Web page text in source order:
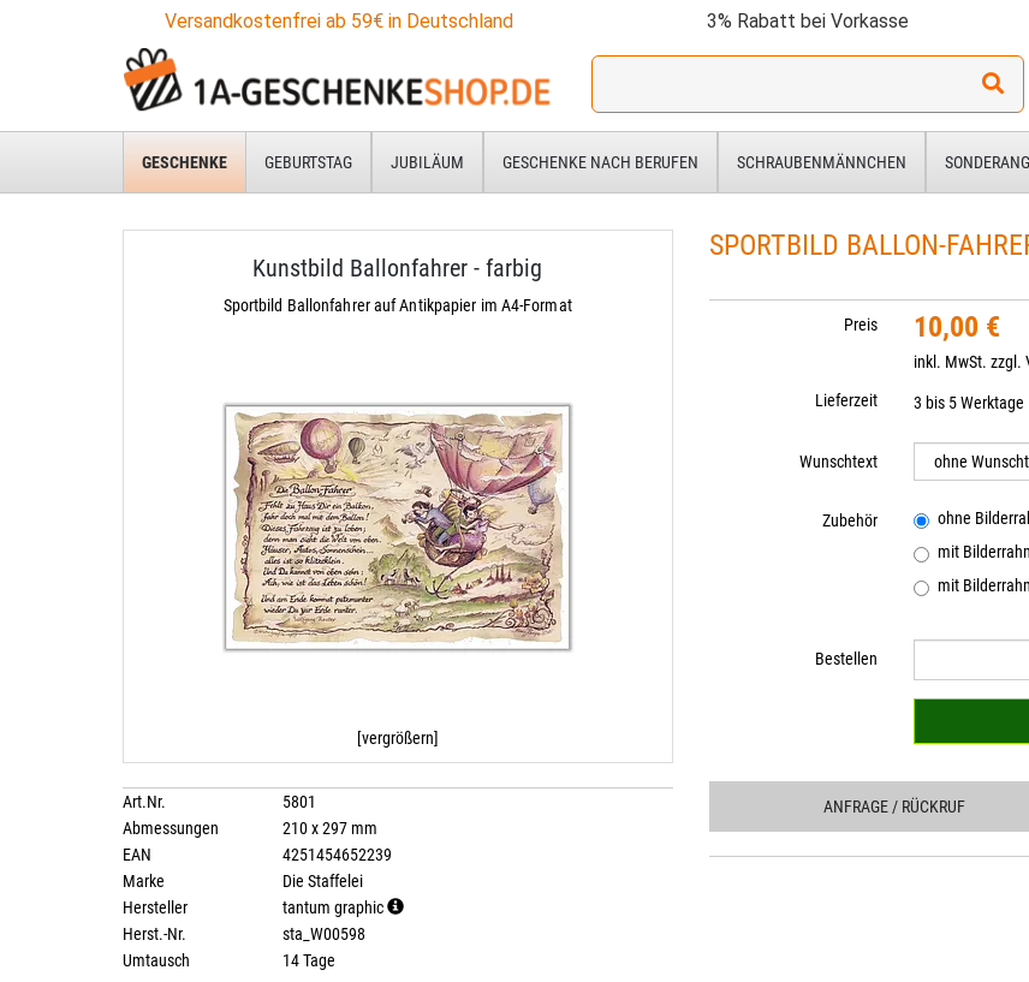
Versandkostenfrei ab 59€ in Deutschland 3% Rabatt bei Vorkasse
Ich
für:
GESCHENKE GEBURTSTAG JUBILÄUM GESCHENKE NACH BERUFEN SCHRAUBENMÄNNCHEN
Kunstbild Ballonfahrer - farbig
Sportbild Ballonfahrer auf Antikpapier im A4-Format
[vergrößern]
SPORTBILD BALLON-
Preis 10,00 €
inkl. MwSt. zzgl.
Lieferzeit
3 bis 5 Werktage
Wunschtext
Zubehör
ohne
mit
mit
Bestellen
ANFRAGE / RÜCKRUF
Art.Nr.
5801
Abmessungen
210 x 297 mm
EAN
4251454652239
Marke
Die Staffelei
Hersteller
tantum graphic
Herst.-Nr.
sta_W00598
Umtausch
14 Tage